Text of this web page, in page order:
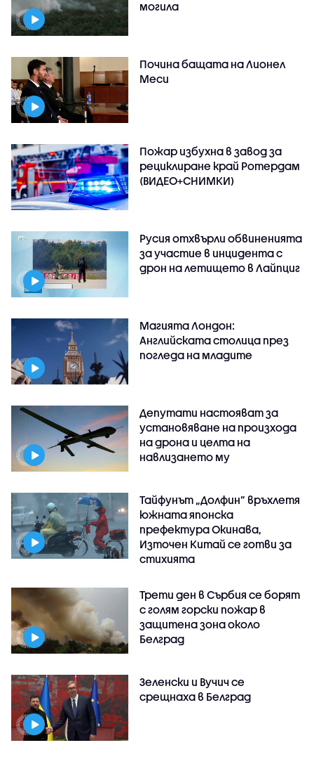
могила
Почина бащата на Лионел
Меси
Пожар избухна в завод за
рециклиране край Ротердам
(ВИДЕО+СНИМКИ)
Русия отхвърли обвиненията
за участие в инцидента с
дрон на летището в Лайпциг
Магията Лондон:
Английската столица през
погледа на младите
Депутати настояват за
установяване на произхода
на дрона и целта на
навлизането му
Тайфунът „Долфин” връхлетя
южната японска
префектура Окинава,
Източен Китай се готви за
стихията
Трети ден в Сърбия се борят
с голям горски пожар в
защитена зона около
Белград
Зеленски и Вучич се
срещнаха в Белград